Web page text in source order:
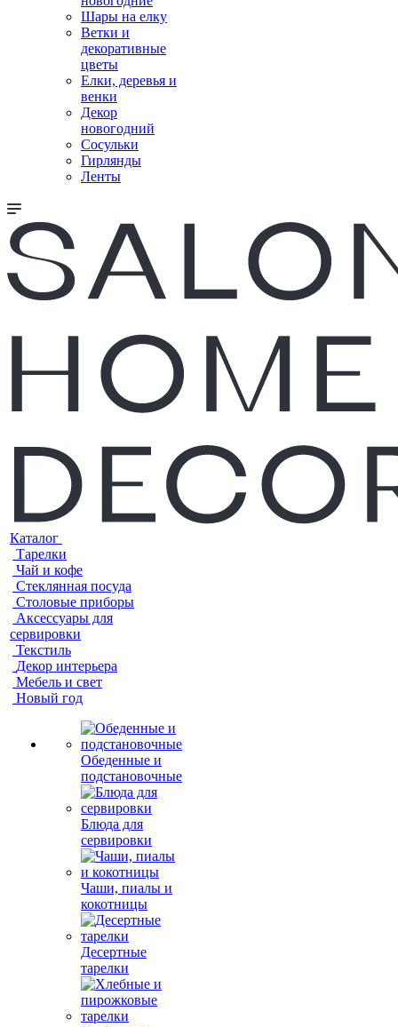
Шары на елку
Ветки и
декоративные
цветы
Елки, деревья и
венки
Декор
новогодний
Сосульки
Гирлянды
Ленты
Каталог
Тарелки
Чай и кофе
Стеклянная посуда
Столовые приборы
Аксессуары для
сервировки
Текстиль
Декор интерьера
Мебель и свет
Новый год
Обеденные и
подстановочные
Блюда для
сервировки
Чаши, пиалы и
кокотницы
Десертные
тарелки